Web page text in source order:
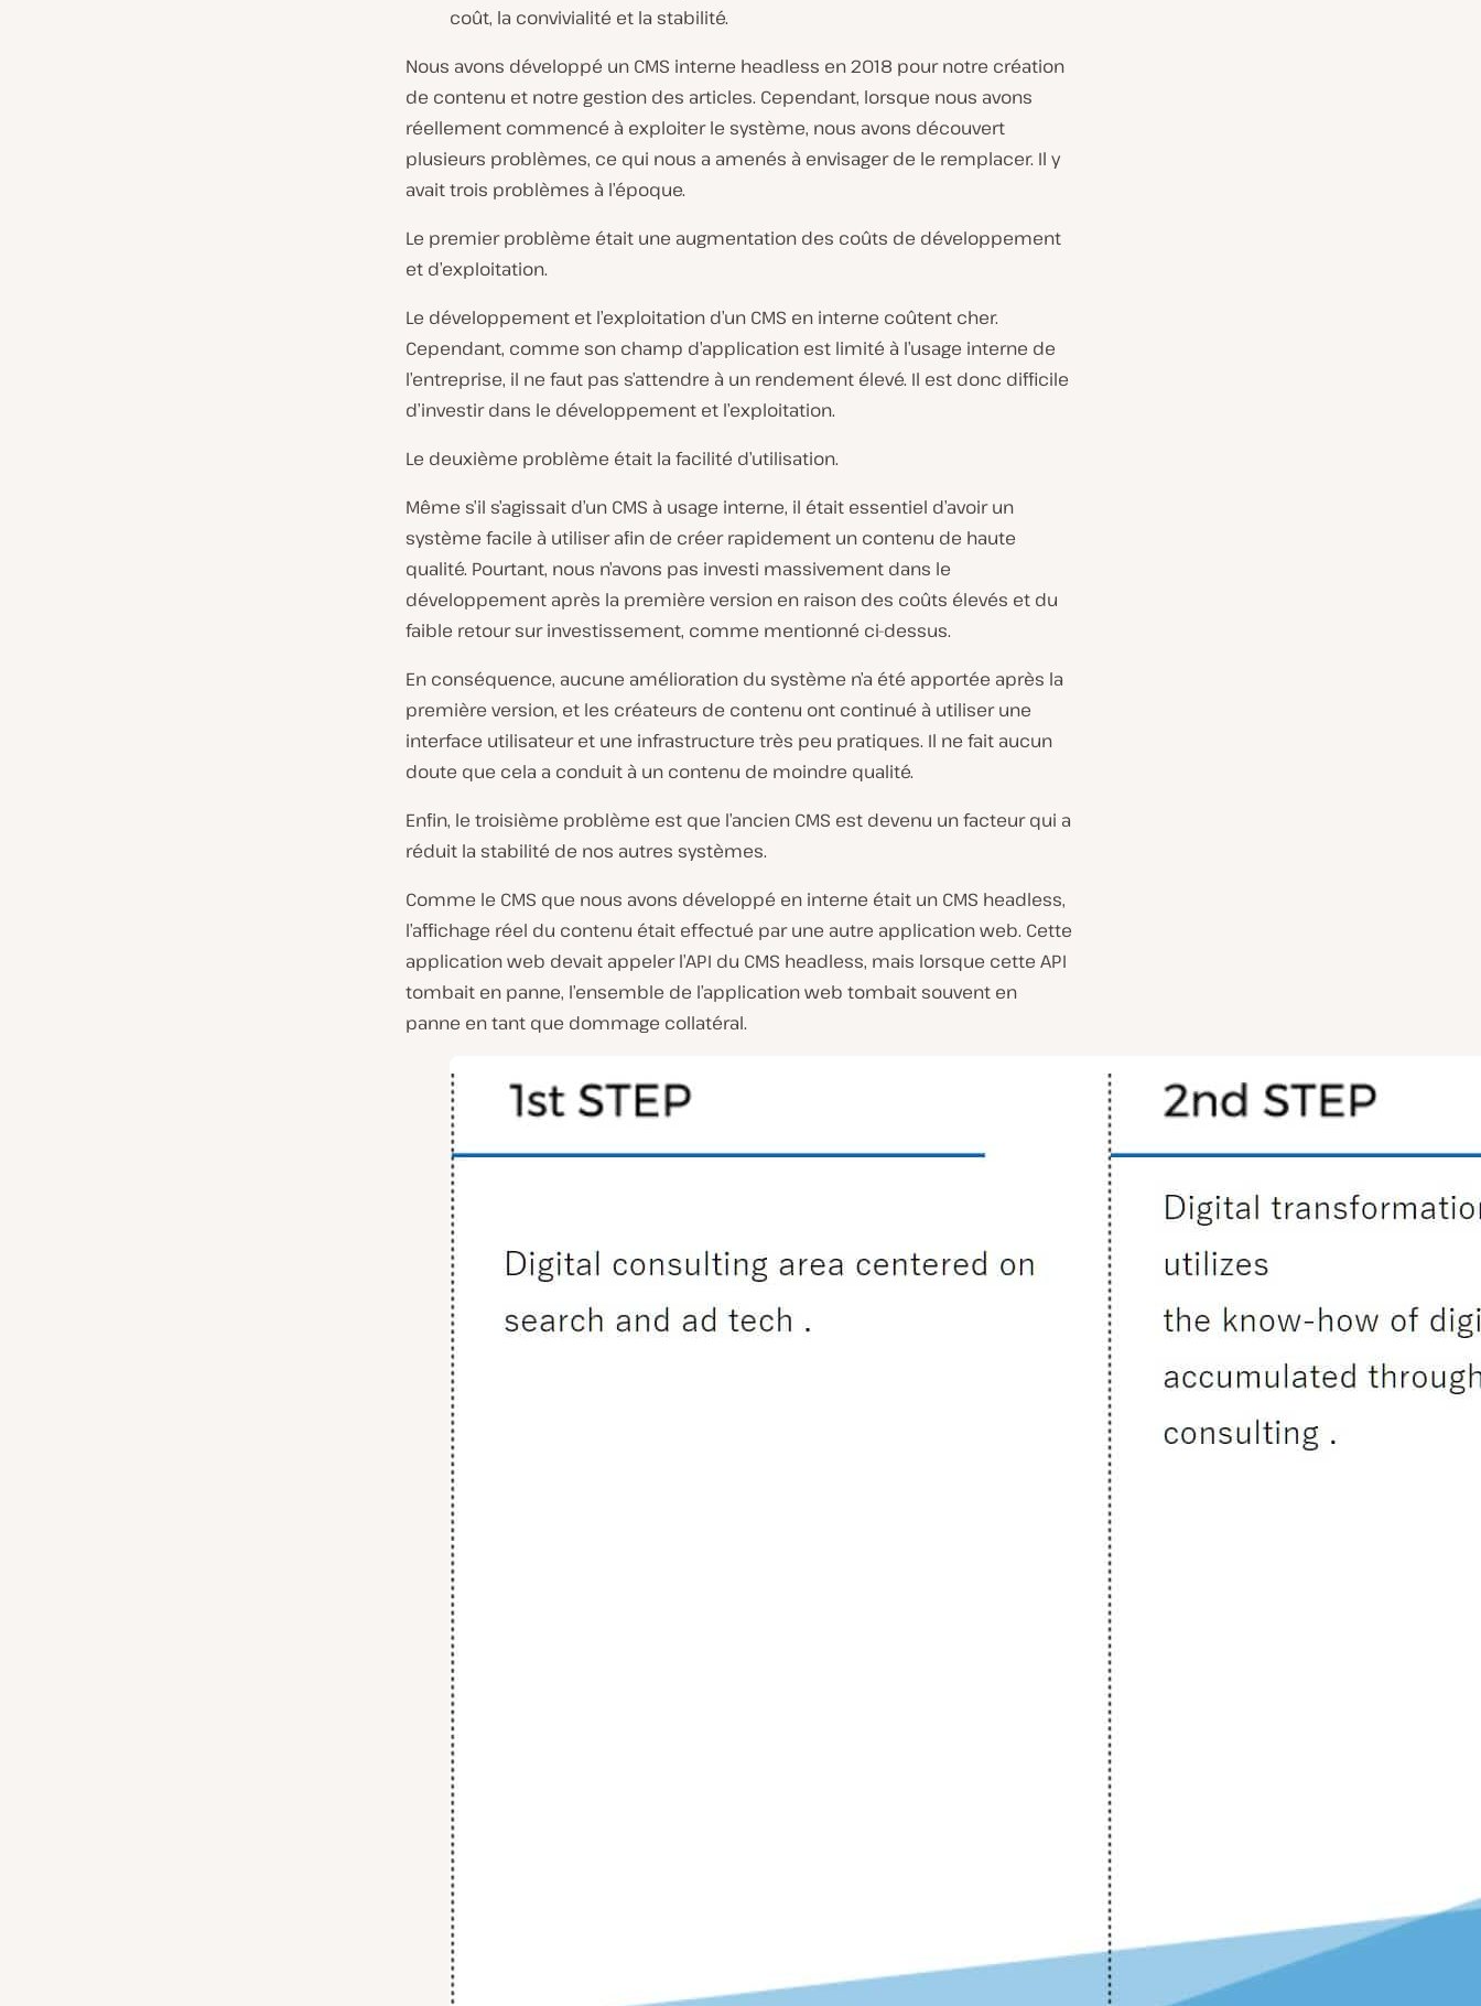
coût, la convivialité et la stabilité.
Nous avons développé un CMS interne headless en 2018 pour notre création
de contenu et notre gestion des articles. Cependant, lorsque nous avons
réellement commencé à exploiter le système, nous avons découvert
plusieurs problèmes, ce qui nous a amenés à envisager de le remplacer. Il y
avait trois problèmes à l’époque.
Le premier problème était une augmentation des coûts de développement
et d’exploitation.
Le développement et l’exploitation d’un CMS en interne coûtent cher.
Cependant, comme son champ d’application est limité à l’usage interne de
l’entreprise, il ne faut pas s’attendre à un rendement élevé. Il est donc difficile
d’investir dans le développement et l’exploitation.
Le deuxième problème était la facilité d’utilisation.
Même s’il s’agissait d’un CMS à usage interne, il était essentiel d’avoir un
système facile à utiliser afin de créer rapidement un contenu de haute
qualité. Pourtant, nous n’avons pas investi massivement dans le
développement après la première version en raison des coûts élevés et du
faible retour sur investissement, comme mentionné ci-dessus.
En conséquence, aucune amélioration du système n’a été apportée après la
première version, et les créateurs de contenu ont continué à utiliser une
interface utilisateur et une infrastructure très peu pratiques. Il ne fait aucun
doute que cela a conduit à un contenu de moindre qualité.
Enfin, le troisième problème est que l’ancien CMS est devenu un facteur qui a
réduit la stabilité de nos autres systèmes.
Comme le CMS que nous avons développé en interne était un CMS headless,
l’affichage réel du contenu était effectué par une autre application web. Cette
application web devait appeler l’API du CMS headless, mais lorsque cette API
tombait en panne, l’ensemble de l’application web tombait souvent en
panne en tant que dommage collatéral.